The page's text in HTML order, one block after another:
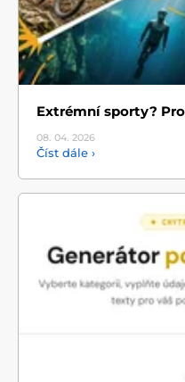
Extrémní sporty?
08. 04. 2026
Číst dále ›